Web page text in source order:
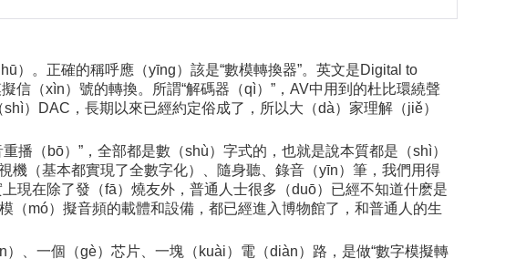
）。正確的稱呼應（yīng）該是“數模轉換器”。英文是Digital to
信（xìn）號的轉換。所謂“解碼器（qì）”，AV中用到的杜比環繞聲
）DAC，長期以來已經約定俗成了，所以大（dà）家理解（jiě）
播（bō）”，全部都是數（shù）字式的，也就是說本質都是（shì）
機（基本都實現了全數字化）、隨身聽、錄音（yīn）筆，我們用得
現在除了發（fā）燒友外，普通人士很多（duō）已經不知道什麽是
mó）擬音頻的載體和設備，都已經進入博物館了，和普通人的生
、一個（gè）芯片、一塊（kuài）電（diàn）路，是做“數字模擬轉